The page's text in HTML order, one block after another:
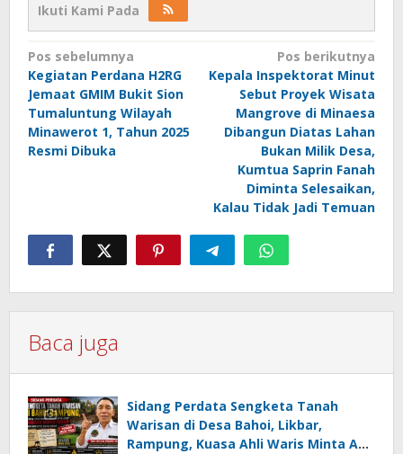
Ikuti Kami Pada
Navigasi
pos
Pos sebelumnya
Kegiatan Perdana H2RG
Jemaat GMIM Bukit Sion
Tumaluntung Wilayah
Minawerot 1, Tahun 2025
Resmi Dibuka
Pos berikutnya
Kepala Inspektorat Minut
Sebut Proyek Wisata
Mangrove di Minaesa
Dibangun Diatas Lahan
Bukan Milik Desa,
Kumtua Saprin Fanah
Diminta Selesaikan,
Kalau Tidak Jadi Temuan
Baca juga
Sidang Perdata Sengketa Tanah
Warisan di Desa Bahoi, Likbar,
Rampung, Kuasa Ahli Waris Minta APH